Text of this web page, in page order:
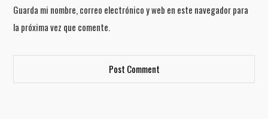
Guarda mi nombre, correo electrónico y web en este navegador para
la próxima vez que comente.